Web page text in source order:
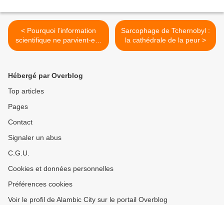
< Pourquoi l’information
scientifique ne parvient-elle
pas toujours à convaincre ?
Sarcophage de Tchernobyl :
la cathédrale de la peur >
Hébergé par Overblog
Top articles
Pages
Contact
Signaler un abus
C.G.U.
Cookies et données personnelles
Préférences cookies
Voir le profil de Alambic City sur le portail Overblog